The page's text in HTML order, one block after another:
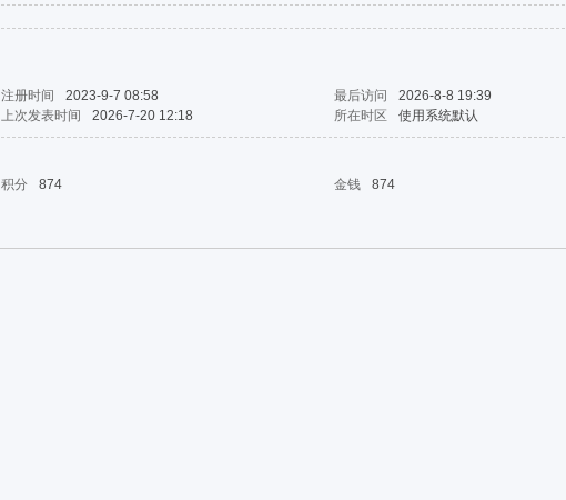
注册时间 2023-9-7 08:58 最后访问
2026-8-8 19:39
上次发表时间 2026-7-20 12:18 所在时区 使用系统默认
积分 874 金钱
874